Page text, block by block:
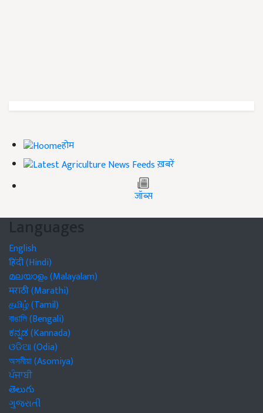
होम
ख़बरें
जॉब्स
Languages
English
हिंदी (Hindi)
മലയാളം (Malayalam)
मराठी (Marathi)
தமிழ் (Tamil)
বাঙালি (Bengali)
ಕನ್ನಡ (Kannada)
ଓଡିଆ (Odia)
অসমীয়া (Asomiya)
ਪੰਜਾਬੀ
తెలుగు
ગુજરાતી